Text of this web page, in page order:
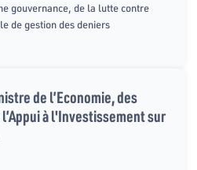
gouvernance, de la lutte contre
de gestion des deniers
de l’Economie, des
à l'Investissement sur